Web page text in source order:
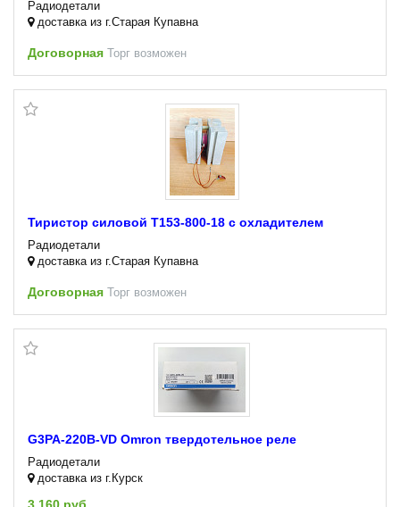
Радиодетали
доставка из г.Старая Купавна
Договорная Торг возможен
Тиристор силовой Т153-800-18 с охладителем
Радиодетали
доставка из г.Старая Купавна
Договорная Торг возможен
G3PA-220B-VD Omron твердотельное реле
Радиодетали
доставка из г.Курск
3 160 руб.